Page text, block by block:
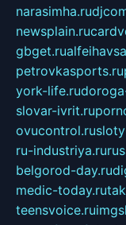
narasimha.ru
newsplain.ru
gbget.ru
petrovkasports.ru
york-life.ru
slovar-ivrit.ru
ovucontrol.ru
ru-industriya.ru
belgorod-day.ru
medic-today.ru
teensvoice.ru